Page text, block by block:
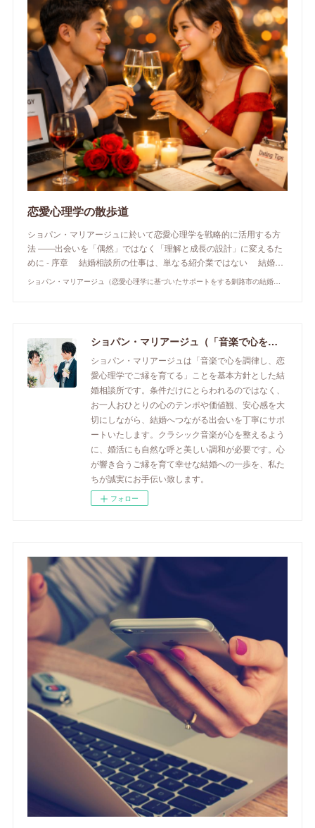
恋愛心理学の散歩道
ショパン・マリアージュに於いて恋愛心理学を戦略的に活用する方
法 ――出会いを「偶然」ではなく「理解と成長の設計」に変えるた
めに - 序章 結婚相談所の仕事は、単なる紹介業ではない 結婚…
ショパン・マリアージュ（恋愛心理学に基づいたサポートをする釧路市の結婚相談所）/ 全国結婚相談事業者連盟正規加盟店 / cherry-piano.com
ショパン・マリアージュ（「音楽で心を調律し恋愛心理学でご縁を育てる」釧路市の結婚相談所）/ 全国結婚相談事業者連盟正規加盟店 / cherry-piano.com
ショパン・マリアージュは「音楽で心を調律し、恋
愛心理学でご縁を育てる」ことを基本方針とした結
婚相談所です。条件だけにとらわれるのではなく、
お一人おひとりの心のテンポや価値観、安心感を大
切にしながら、結婚へつながる出会いを丁寧にサポ
ートいたします。クラシック音楽が心を整えるよう
に、婚活にも自然な呼と美しい調和が必要です。心
が響き合うご縁を育て幸せな結婚への一歩を、私た
ちが誠実にお手伝い致します。
フォロー